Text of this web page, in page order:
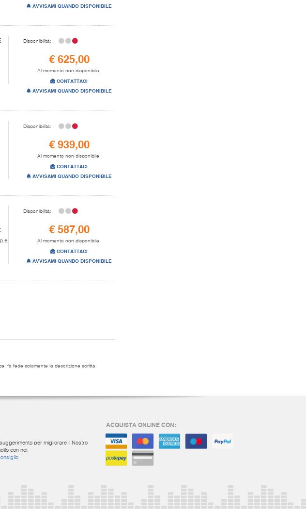
AVVISAMI QUANDO DISPONIBILE
Disponibilità:
€ 625,00
Al momento non disponibile.
CONTATTACI
AVVISAMI QUANDO DISPONIBILE
Disponibilità:
€ 939,00
Al momento non disponibile.
CONTATTACI
AVVISAMI QUANDO DISPONIBILE
Disponibilità:
€ 587,00
Al momento non disponibile.
CONTATTACI
AVVISAMI QUANDO DISPONIBILE
fa fede solamente la descrizione scritta.
per migliorare il Nostro
con noi:
ACQUISTA ONLINE CON: